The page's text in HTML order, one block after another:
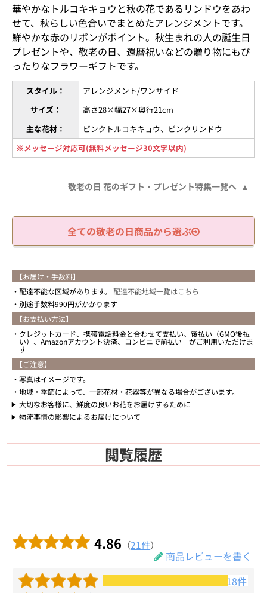
華やかなトルコキキョウと秋の花であるリンドウをあわ
せて、秋らしい色合いでまとめたアレンジメントです。
鮮やかな赤のリボンがポイント。秋生まれの人の誕生日
プレゼントや、敬老の日、還暦祝いなどの贈り物にもぴ
ったりなフラワーギフトです。
スタイル：
アレンジメント/ワンサイド
サイズ：
高さ28×幅27×奥行21cm
主な花材：
ピンクトルコキキョウ、ピンクリンドウ
※メッセージ対応可(無料メッセージ30文字以内)
敬老の日 花のギフト・プレゼント特集一覧へ
全ての敬老の日商品から選ぶ
【お届け・手数料】
配達不能な区域があります。 配達不能地域一覧はこちら
別途手数料990円がかかります
【お支払い方法】
クレジットカード、携帯電話料金と合わせて支払い、後払い（GMO後払
い）、Amazonアカウント決済、コンビニで前払い がご利用いただけま
す
【ご注意】
写真はイメージです。
地域・季節によって、一部花材・花器等が異なる場合がございます。
大切なお客様に、鮮度の良いお花をお届けするために
物流事情の影響によるお届けについて
閲覧履歴
4.86 （21件）
商品レビューを書く
18件